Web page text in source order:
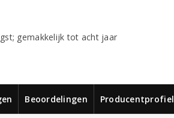
gemakkelijk tot acht jaar
Beoordelingen Producentprofiel